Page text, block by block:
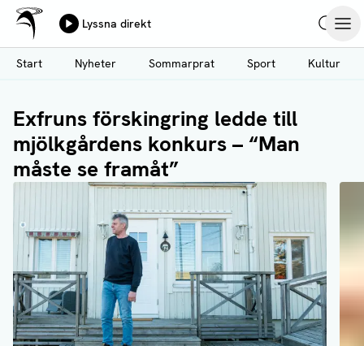
Hoppa
till
huvudinnehåll
Ålands Radio & TV
Lyssna direkt
Start
Nyheter Sommarprat Sport Kultur
Exfruns förskingring ledde till
mjölkgårdens konkurs – “Man
måste se framåt”